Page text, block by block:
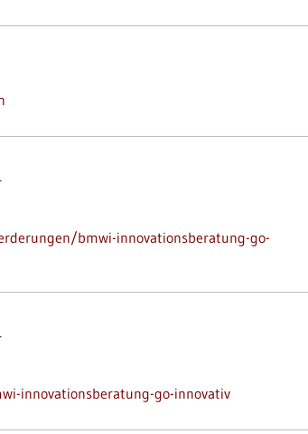
bmwi-innovationsberatung-go-
innovationsberatung-go-innovativ